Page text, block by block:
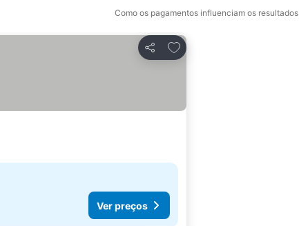
Como os pagamentos influenciam os resultados
Partilhar
Adicionar aos favoritos
Ver preços